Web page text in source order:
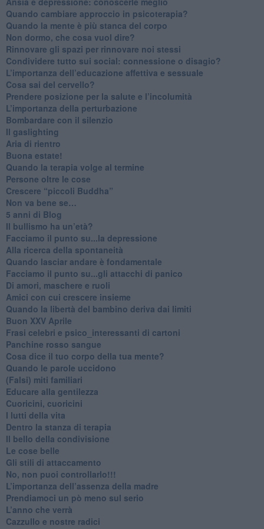
Quando cambiare approccio in psicoterapia?
​Quando la mente è più stanca del corpo
Non dormo, che cosa vuol dire?
​Rinnovare gli spazi per rinnovare noi stessi
​Condividere tutto sui social: connessione o disagio?
​L’importanza dell’educazione affettiva e sessuale
​Cosa sai del cervello?
Prendere posizione per la salute e l’incolumità
L’importanza della perturbazione
​Bombardare con il silenzio
Il gaslighting
Aria di rientro
Buona estate!
​Quando la terapia volge al termine
​Persone oltre le cose
​Crescere “piccoli Buddha”
Non va bene se…
​5 anni di Blog
​Il bullismo ha un’età?
Facciamo il punto su...la depressione
​Alla ricerca della spontaneità
​Quando lasciar andare è fondamentale
Facciamo il punto su...gli attacchi di panico
Di amori, maschere e ruoli
​Amici con cui crescere insieme
​Quando la libertà del bambino deriva dai limiti
Buon XXV Aprile
​Frasi celebri e psico_interessanti di cartoni
​Panchine rosso sangue
​Cosa dice il tuo corpo della tua mente?
​Quando le parole uccidono
​(Falsi) miti familiari
​Educare alla gentilezza
​Cuoricini, cuoricini
I lutti della vita
​Dentro la stanza di terapia
​Il bello della condivisione
Le cose belle
​Gli stili di attaccamento
No, non puoi controllarlo!!!
​L’importanza dell’assenza della madre
​Prendiamoci un pò meno sul serio
​L’anno che verrà
​Cazzullo e nostre radici